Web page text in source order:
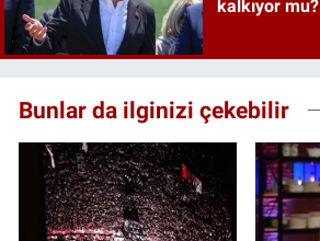
kalkıyor mu?
Bunlar da ilginizi çekebilir